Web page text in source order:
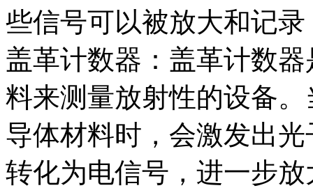
些信号可以被放大和记
盖革计数器：盖革计数
料来测量放射性的设备
导体材料时，会激发出
转化为电信号，进一步